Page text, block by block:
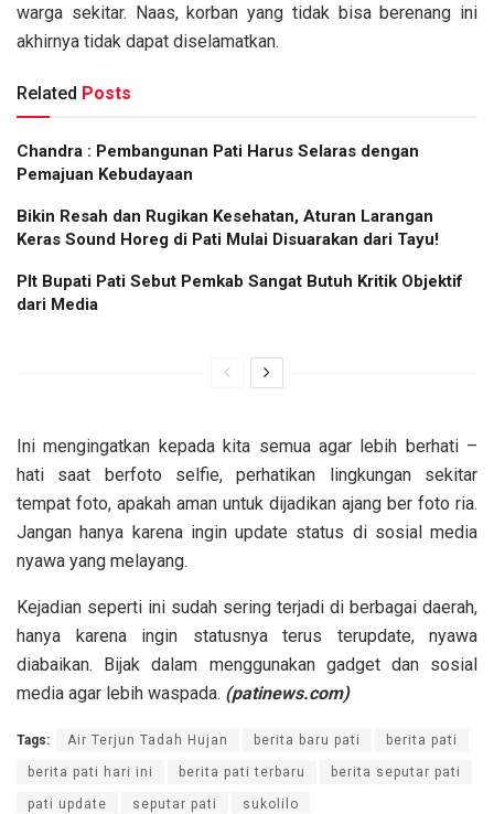
warga sekitar. Naas, korban yang tidak bisa berenang ini
akhirnya tidak dapat diselamatkan.
Related Posts
Chandra : Pembangunan Pati Harus Selaras dengan
Pemajuan Kebudayaan
Bikin Resah dan Rugikan Kesehatan, Aturan Larangan
Keras Sound Horeg di Pati Mulai Disuarakan dari Tayu!
Plt Bupati Pati Sebut Pemkab Sangat Butuh Kritik Objektif
dari Media
Ini mengingatkan kepada kita semua agar lebih berhati –
hati saat berfoto selfie, perhatikan lingkungan sekitar
tempat foto, apakah aman untuk dijadikan ajang ber foto ria.
Jangan hanya karena ingin update status di sosial media
nyawa yang melayang.
Kejadian seperti ini sudah sering terjadi di berbagai daerah,
hanya karena ingin statusnya terus terupdate, nyawa
diabaikan. Bijak dalam menggunakan gadget dan sosial
media agar lebih waspada. (patinews.com)
Tags: Air Terjun Tadah Hujan berita baru pati berita pati
berita pati hari ini berita pati terbaru berita seputar pati
pati update seputar pati sukolilo